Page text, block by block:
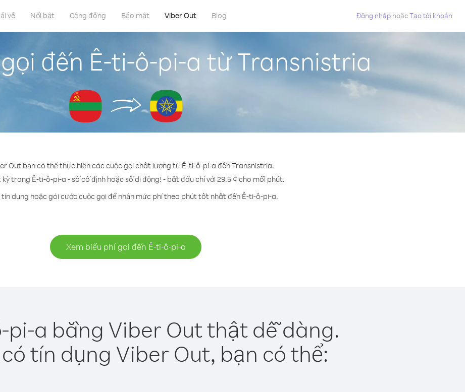
về Nổi bật Cộng đồng Bảo mật Viber Out Blog Đăng nhập hoặcTạo tài khoản
đến Ê-ti-ô-pi-a từ Transnistria
Out bạn có thể thực hiện các cuộc gọi chất lượng từ Ê-ti-ô-pi-a đến Transnistria.
kỳ trong Ê-ti-ô-pi-a - số cố định hoặc số di động! - bắt đầu chỉ với 29.5 ¢ cho mỗi phút.
tín dụng hoặc gói cước cuộc gọi để nhận mức phí theo phút tốt nhất đến Ê-ti-ô-pi-a.
Xem biểu phí gọi đến Ê-ti-ô-pi-a
pi-a bằng Viber Out thật dễ dàng.
tín dụng Viber Out, bạn có thể: